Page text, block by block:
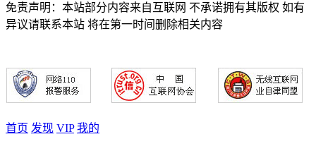
免责声明：本站部分内容来自互联网 不承诺拥有其版权 如有
异议请联系本站 将在第一时间删除相关内容
首页 发现 VIP 我的